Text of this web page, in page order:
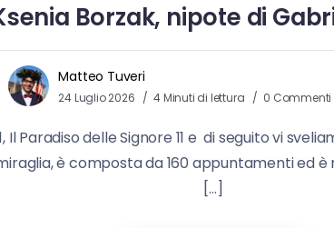
Borzak, nipote di
Matteo Tuveri
24 Luglio 2026 4 Minuti di lettura 0 Commenti
Il Paradiso delle Signore 11 e di seguito vi
è composta da 160 appuntamenti ed è
[…]